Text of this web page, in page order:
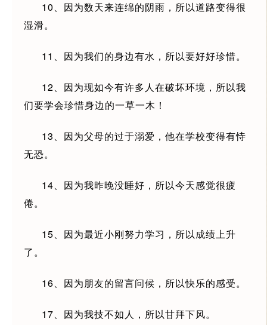
10、因为数天来连绵的阴雨，所以道路变得很
湿滑。
11、因为我们的身边有水，所以要好好珍惜。
12、因为现如今有许多人在破坏环境，所以我
们要学会珍惜身边的一草一木！
13、因为父母的过于溺爱，他在学校变得有恃
无恐。
14、因为我昨晚没睡好，所以今天感觉很疲
倦。
15、因为最近小刚努力学习，所以成绩上升
了。
16、因为朋友的留言问候，所以快乐的感受。
17、因为我技不如人，所以甘拜下风。